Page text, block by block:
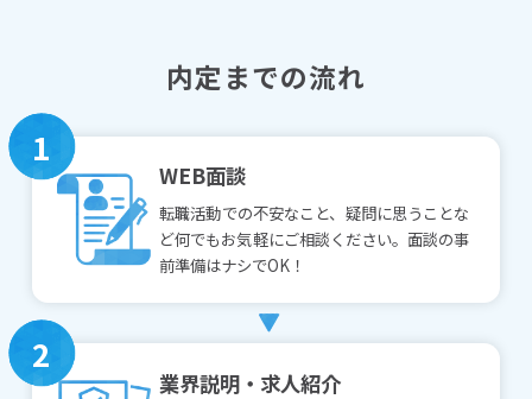
内定までの流れ
1
WEB面談
転職活動での不安なこと、疑問に思うことな
ど何でもお気軽にご相談ください。面談の事
前準備はナシでOK！
2
業界説明・求人紹介